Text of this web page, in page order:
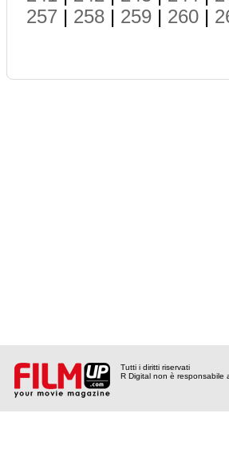
257 | 258 | 259 | 260 |
Tutti i diritti riservati
R Digital non è responsabile